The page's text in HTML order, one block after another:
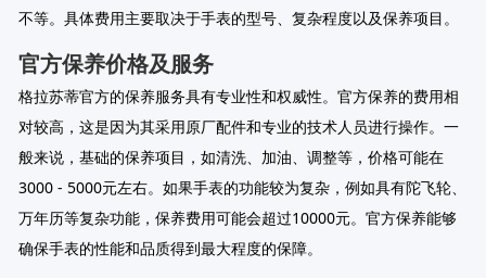
不等。具体费用主要取决于手表的型号、复杂程度以及保养项目。
官方保养价格及服务
格拉苏蒂官方的保养服务具有专业性和权威性。官方保养的费用相
对较高，这是因为其采用原厂配件和专业的技术人员进行操作。一
般来说，基础的保养项目，如清洗、加油、调整等，价格可能在
3000 - 5000元左右。如果手表的功能较为复杂，例如具有陀飞轮、
万年历等复杂功能，保养费用可能会超过10000元。官方保养能够
确保手表的性能和品质得到最大程度的保障。